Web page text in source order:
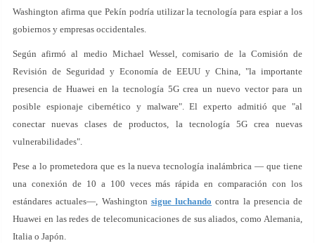
Washington afirma que Pekín podría utilizar la tecnología para espiar a los
gobiernos y empresas occidentales.
Según afirmó al medio Michael Wessel, comisario de la Comisión de
Revisión de Seguridad y Economía de EEUU y China, "la importante
presencia de Huawei en la tecnología 5G crea un nuevo vector para un
posible espionaje cibernético y malware". El experto admitió que "al
conectar nuevas clases de productos, la tecnología 5G crea nuevas
vulnerabilidades".
Pese a lo prometedora que es la nueva tecnología inalámbrica — que tiene
una conexión de 10 a 100 veces más rápida en comparación con los
estándares actuales—, Washington sigue luchando contra la presencia de
Huawei en las redes de telecomunicaciones de sus aliados, como Alemania,
Italia o Japón.